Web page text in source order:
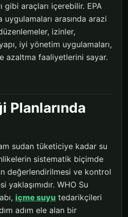
gibi araçları içerebilir. EPA
uygulamaları arasında arazi
izinler,
iyi yönetim uygulamaları,
azaltma faaliyetlerini sayar.
Planlarında
sudan tüketiciye kadar su
sistematik biçimde
değerlendirilmesi ve kontrol
WHO Su
içme suyu tedarikçileri
adım ele alan bir